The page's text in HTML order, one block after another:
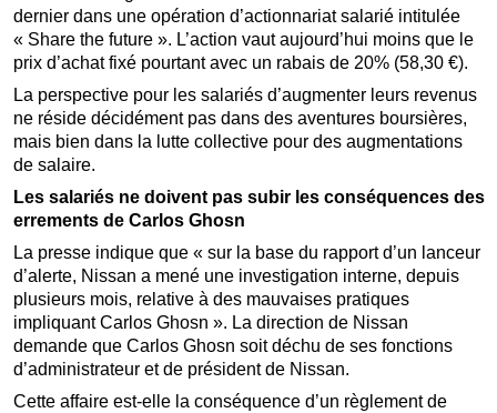
dernier dans une opération d’actionnariat salarié intitulée
« Share the future ». L’action vaut aujourd’hui moins que le
prix d’achat fixé pourtant avec un rabais de 20% (58,30 €).
La perspective pour les salariés d’augmenter leurs revenus
ne réside décidément pas dans des aventures boursières,
mais bien dans la lutte collective pour des augmentations
de salaire.
Les salariés ne doivent pas subir les conséquences des
errements de Carlos Ghosn
La presse indique que « sur la base du rapport d’un lanceur
d’alerte, Nissan a mené une investigation interne, depuis
plusieurs mois, relative à des mauvaises pratiques
impliquant Carlos Ghosn ». La direction de Nissan
demande que Carlos Ghosn soit déchu de ses fonctions
d’administrateur et de président de Nissan.
Cette affaire est-elle la conséquence d’un règlement de